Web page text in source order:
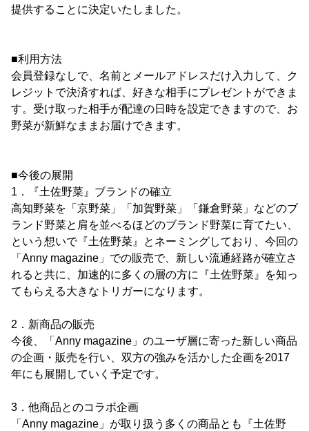
提供することに決定いたしました。
■利用方法
会員登録なしで、名前とメールアドレスだけ入力して、ク
レジットで決済すれば、好きな相手にプレゼントができま
す。受け取った相手が配達の日時を設定できますので、お
野菜が新鮮なままお届けできます。
■今後の展開
1．『土佐野菜』ブランドの確立
高知野菜を「京野菜」「加賀野菜」「鎌倉野菜」などのブ
ランド野菜と肩を並べるほどのブランド野菜に育てたい、
という想いで『土佐野菜』とネーミングしており、今回の
「Anny magazine」での販売で、新しい流通経路が確立さ
れると共に、加速的に多くの層の方に『土佐野菜』を知っ
てもらえる大きなトリガーになります。
2．新商品の販売
今後、「Anny magazine」のユーザ層に寄った新しい商品
の企画・販売を行い、双方の強みを活かした企画を2017
年にも展開していく予定です。
3．他商品とのコラボ企画
「Anny magazine」が取り扱う多くの商品とも『土佐野